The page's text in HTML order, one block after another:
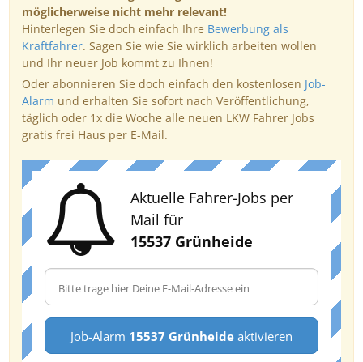
möglicherweise nicht mehr relevant!
Hinterlegen Sie doch einfach Ihre Bewerbung als
Kraftfahrer. Sagen Sie wie Sie wirklich arbeiten wollen
und Ihr neuer Job kommt zu Ihnen!
Oder abonnieren Sie doch einfach den kostenlosen Job-
Alarm und erhalten Sie sofort nach Veröffentlichung,
täglich oder 1x die Woche alle neuen LKW Fahrer Jobs
gratis frei Haus per E-Mail.
Aktuelle Fahrer-Jobs per
Mail für
15537 Grünheide
Job-Alarm 15537 Grünheide aktivieren